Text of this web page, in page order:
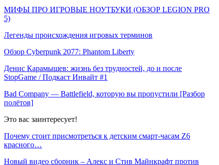
МИФЫ ПРО ИГРОВЫЕ НОУТБУКИ (ОБЗОР LEGION PRO
5)
Легенды происхождения игровых терминов
Обзор Cyberpunk 2077: Phantom Liberty
Денис Карамышев: жизнь без трудностей, до и после
StopGame / Подкаст Инвайт #1
Bad Company — Battlefield, которую вы пропустили [Разбор
полётов]
Это вас заинтересует!
Почему стоит присмотреться к детским смарт-часам Z6
красного…
Новый видео сборник – Алекс и Стив Майнкрафт против